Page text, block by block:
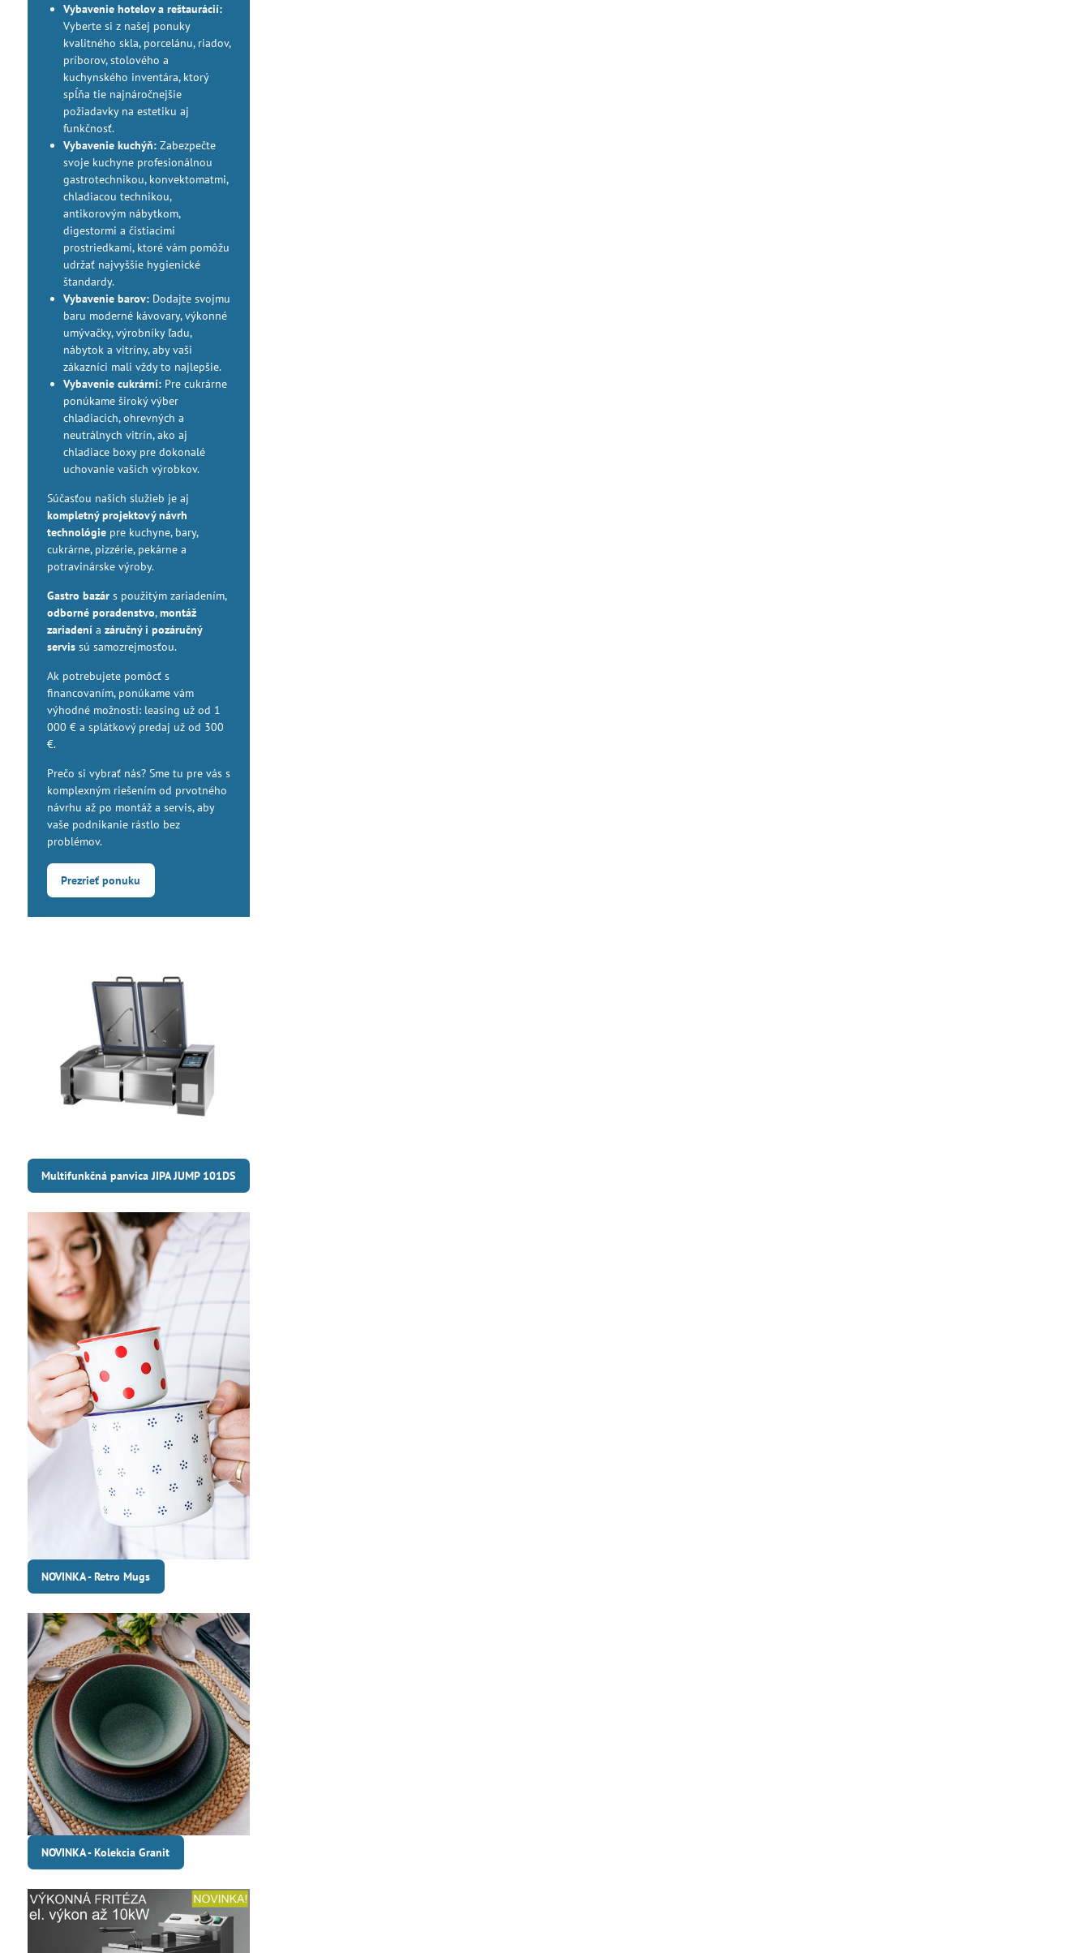
Vybavenie hotelov a reštaurácií:
Vyberte si z našej ponuky
kvalitného skla, porcelánu, riadov,
príborov, stolového a
kuchynského inventára, ktorý
spĺňa tie najnáročnejšie
požiadavky na estetiku aj
funkčnosť.
Vybavenie kuchýň:Zabezpečte
svoje kuchyne profesionálnou
gastrotechnikou, konvektomatmi,
chladiacou technikou,
antikorovým nábytkom,
digestormi a čistiacimi
prostriedkami, ktoré vám pomôžu
udržať najvyššie hygienické
štandardy.
Vybavenie barov:Dodajte svojmu
baru moderné kávovary, výkonné
umývačky, výrobníky ľadu,
nábytok a vitríny, aby vaši
zákazníci mali vždy to najlepšie.
Vybavenie cukrární:Pre cukrárne
ponúkame široký výber
chladiacich, ohrevných a
neutrálnych vitrín, ako aj
chladiace boxy pre dokonalé
uchovanie vašich výrobkov.
Súčasťou našich služieb je aj
kompletný projektový návrh
technológiepre kuchyne, bary,
cukrárne, pizzérie, pekárne a
potravinárske výroby.
Gastro bazárs použitým zariadením,
odborné poradenstvo,montáž
zariadenía záručný i pozáručný
servissú samozrejmosťou.
Ak potrebujete pomôcť s
financovaním, ponúkame vám
výhodné možnosti: leasing už od 1
000 € a splátkový predaj už od 300
€.
Prečo si vybrať nás? Sme tu pre vás s
komplexným riešením od prvotného
návrhu až po montáž a servis, aby
vaše podnikanie rástlo bez
problémov.
Prezrieť ponuku
Multifunkčná panvica JIPA JUMP 101DS
NOVINKA - Retro Mugs
NOVINKA - Kolekcia Granit